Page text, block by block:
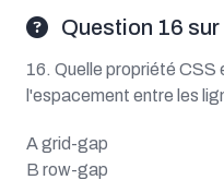
Question 16 sur
16. Quelle propriété CSS
l'espacement entre les
A grid-gap
B row-gap